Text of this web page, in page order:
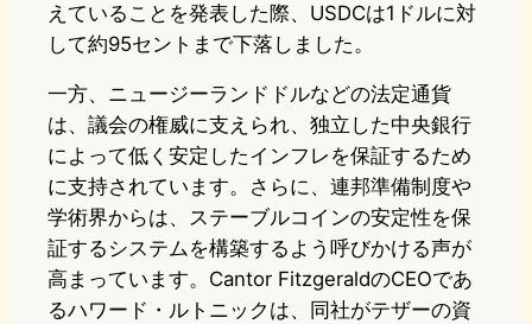
えていることを発表した際、USDCは1ドルに対
して約95セントまで下落しました。
一方、ニュージーランドドルなどの法定通貨
は、議会の権威に支えられ、独立した中央銀行
によって低く安定したインフレを保証するため
に支持されています。さらに、連邦準備制度や
学術界からは、ステーブルコインの安定性を保
証するシステムを構築するよう呼びかける声が
高まっています。Cantor FitzgeraldのCEOであ
るハワード・ルトニックは、同社がテザーの資